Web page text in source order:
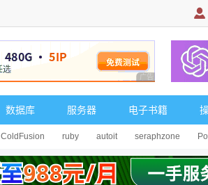
广告 商业广告，理性
数据库 服务器 电子书籍
ColdFusion ruby autoit seraphzone